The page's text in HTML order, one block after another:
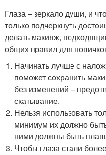
Глаза – зеркало души, и
только подчеркнуть
делать макияж,
общих правил для
Начинать лучше с
поможет сохранить
без изменений –
скатывание.
Нельзя использовать
минимум их должно
ними должны быть
Чтобы глаза стали